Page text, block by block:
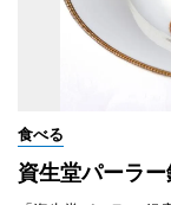
食べる
資生堂パーラー